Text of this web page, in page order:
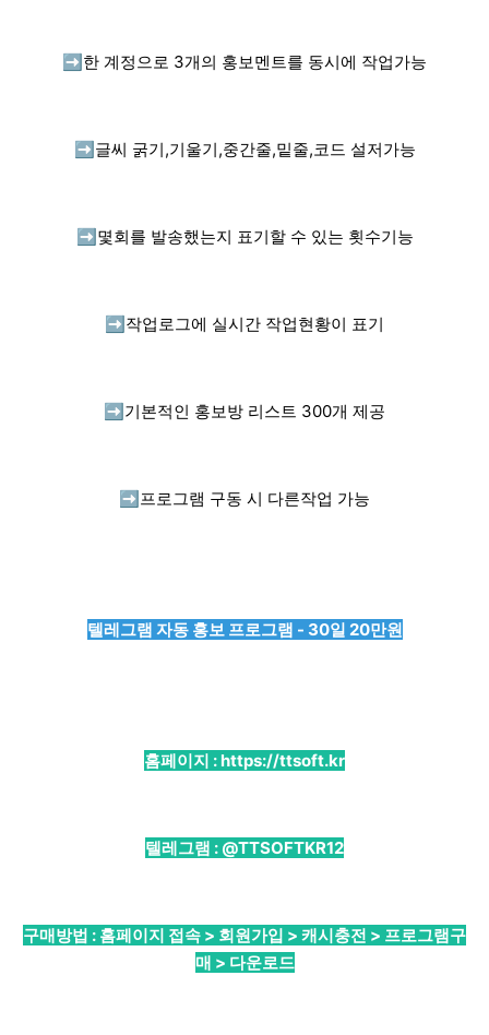
➡️ 한 계정으로 3개의 홍보멘트를 동시에 작업가능
➡️ 글씨 굵기,기울기,중간줄,밑줄,코드 설저가능
➡️ 몇회를 발송했는지 표기할 수 있는 횟수기능
➡️ 작업로그에 실시간 작업현황이 표기
➡️ 기본적인 홍보방 리스트 300개 제공
➡️ 프로그램 구동 시 다른작업 가능
텔레그램 자동 홍보 프로그램 - 30일 20만원
홈페이지 :https://ttsoft.kr
텔레그램 : @TTSOFTKR12
구매방법 : 홈페이지 접속 > 회원가입 > 캐시충전 > 프로그램구
매 > 다운로드